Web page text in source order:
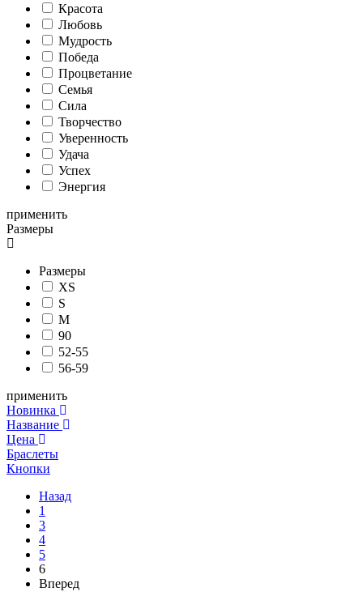
Красота
Любовь
Мудрость
Победа
Процветание
Семья
Сила
Творчество
Уверенность
Удача
Успех
Энергия
применить
Размеры
Размеры
XS
S
M
90
52-55
56-59
применить
Новинка
Название
Цена
Браслеты
Кнопки
Назад
1
3
4
5
6
Вперед